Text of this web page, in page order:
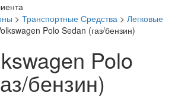
> Транспортные Средства > Легковые
Polo Sedan (газ/бензин)
Polo
бензин)